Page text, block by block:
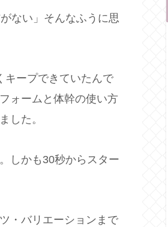
ない」そんなふうに思
キープできていたんで
ォームと体幹の使い方
した。
しかも30秒からスター
・バリエーションまで